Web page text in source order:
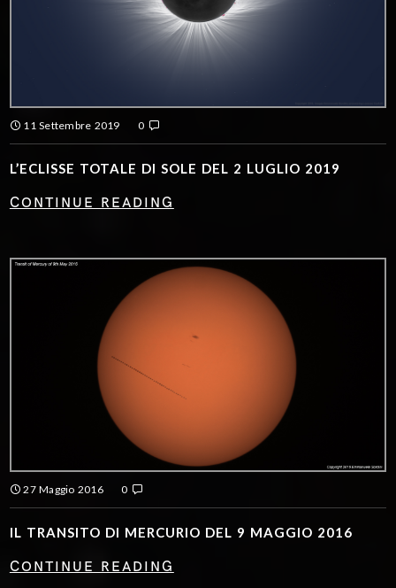
11 Settembre 2019 0
L’ECLISSE TOTALE DI SOLE DEL 2 LUGLIO 2019
CONTINUE READING
27 Maggio 2016 0
IL TRANSITO DI MERCURIO DEL 9 MAGGIO 2016
CONTINUE READING